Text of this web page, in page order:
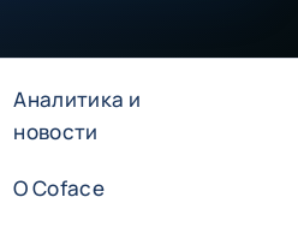
Аналитика и
новости
О Coface